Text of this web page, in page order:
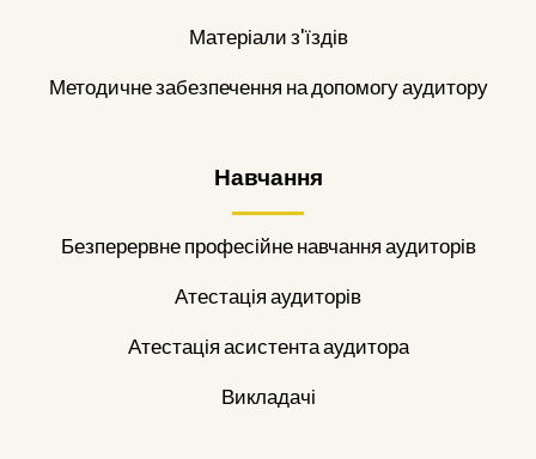
Матеріали з'їздів
Методичне забезпечення на допомогу аудитору
Навчання
Безперервне професійне навчання аудиторів
Атестація аудиторів
Атестація асистента аудитора
Викладачі